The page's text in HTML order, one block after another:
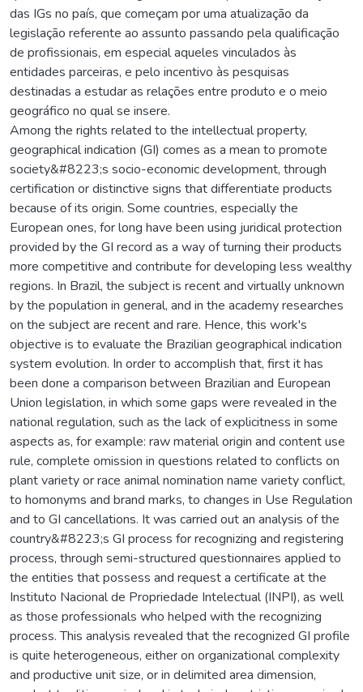
das IGs no país, que começam por uma atualização da
legislação referente ao assunto passando pela qualificação
de profissionais, em especial aqueles vinculados às
entidades parceiras, e pelo incentivo às pesquisas
destinadas a estudar as relações entre produto e o meio
geográfico no qual se insere.
Among the rights related to the intellectual property,
geographical indication (GI) comes as a mean to promote
society&#8223;s socio-economic development, through
certification or distinctive signs that differentiate products
because of its origin. Some countries, especially the
European ones, for long have been using juridical protection
provided by the GI record as a way of turning their products
more competitive and contribute for developing less wealthy
regions. In Brazil, the subject is recent and virtually unknown
by the population in general, and in the academy researches
on the subject are recent and rare. Hence, this work's
objective is to evaluate the Brazilian geographical indication
system evolution. In order to accomplish that, first it has
been done a comparison between Brazilian and European
Union legislation, in which some gaps were revealed in the
national regulation, such as the lack of explicitness in some
aspects as, for example: raw material origin and content use
rule, complete omission in questions related to conflicts on
plant variety or race animal nomination name variety conflict,
to homonyms and brand marks, to changes in Use Regulation
and to GI cancellations. It was carried out an analysis of the
country&#8223;s GI process for recognizing and registering
process, through semi-structured questionnaires applied to
the entities that possess and request a certificate at the
Instituto Nacional de Propriedade Intelectual (INPI), as well
as those professionals who helped with the recognizing
process. This analysis revealed that the recognized GI profile
is quite heterogeneous, either on organizational complexity
and productive unit size, or in delimited area dimension,